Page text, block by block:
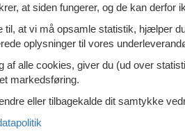
at siden fungerer, og de kan derfor
at vi må opsamle statistik, hjælper
oplysninger til vores
af alle cookies, giver du (ud over
markedsføring.
eller tilbagekalde dit samtykke